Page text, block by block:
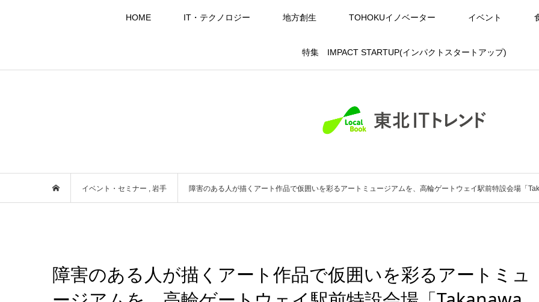
HOME IT・テクノロジー 地方創生 TOHOKUイノベーター イベント
特集 IMPACT STARTUP(インパクトスタートアップ)
イベント・セミナー 岩手 障害のある人が描くアート作品で仮囲いを彩るアートミュージアムを、高輪ゲートウェイ駅前特設会場「
障害のある人が描くアート作品で仮囲いを彩るアートミュ